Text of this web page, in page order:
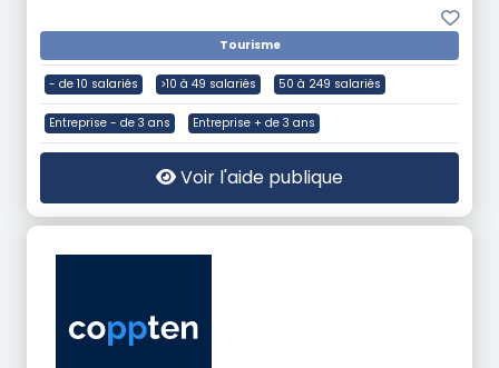
Tourisme
- de 10 salariés >10 à 49 salariés 50 à 249 salariés
Entreprise - de 3 ans Entreprise + de 3 ans
Voir l'aide publique